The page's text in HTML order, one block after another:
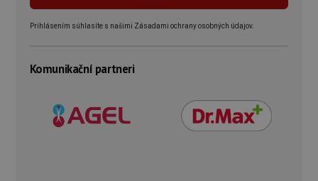
Prihlásením súhlasíte s našimi Zásadami ochrany osobných údajov.
Komunikační partneri